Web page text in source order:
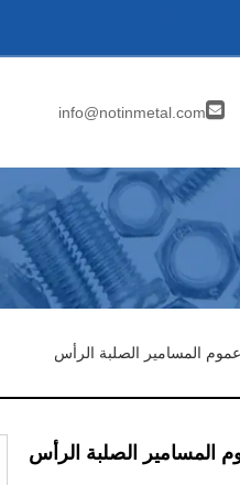
info@notinmetal.com
عموم المسامير الصلبة الرأس
المسامير الصلبة الرأس